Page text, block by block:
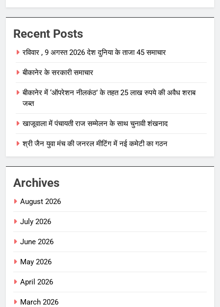
Recent Posts
रविवार , 9 अगस्त 2026 देश दुनिया के ताजा 45 समाचार
बीकानेर के सरकारी समाचार
बीकानेर में ‘ऑपरेशन नीलकंठ’ के तहत 25 लाख रुपये की अवैध शराब
जब्त
खाजूवाला में पंचायती राज सम्मेलन के साथ चुनावी शंखनाद
श्री जैन युवा मंच की जनरल मीटिंग में नई कमेटी का गठन
Archives
August 2026
July 2026
June 2026
May 2026
April 2026
March 2026